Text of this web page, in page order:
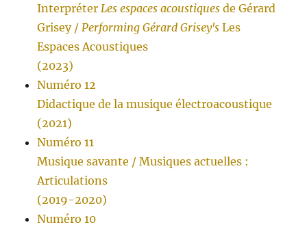
InterpréterLes espaces acoustiques de Gérard
Grisey /Performing Gérard Grisey's Les
Espaces Acoustiques
(2023)
Numéro 12
Didactique de la musique électroacoustique
(2021)
Numéro 11
Musique savante / Musiques actuelles :
Articulations
(2019-2020)
Numéro 10